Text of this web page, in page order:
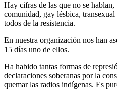
Hay cifras de las que no se
comunidad, gay lésbica,
todos de la resistencia.
En nuestra organización nos han
15 días uno de ellos.
Ha habido tantas formas de
declaraciones soberanas por la
quemar las radios indígenas. Es